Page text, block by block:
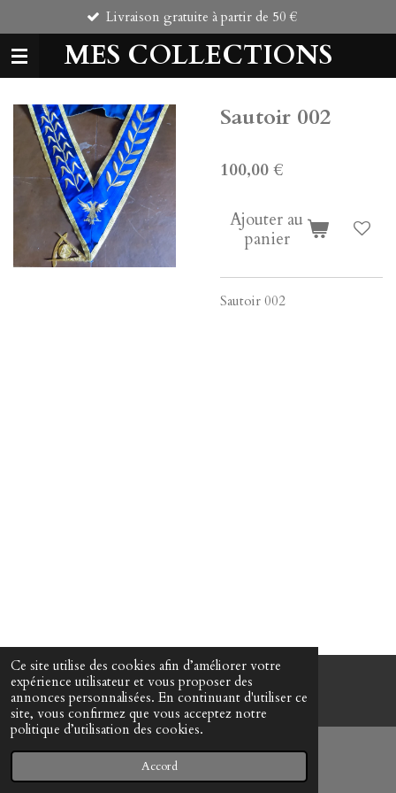
Ce site utilise des cookies afin d’améliorer votre
expérience utilisateur et vous proposer des
annonces personnalisées. En continuant d'utiliser ce
site, vous confirmez que vous acceptez notre
politique d’utilisation des cookies.
Accord
au
contenu
principal
MES COLLECTIONS
Livraison gratuite à partir de 50 €
Sautoir 002
100,00 €
Ajouter au
panier
Sautoir 002
© www-mes-collections.net